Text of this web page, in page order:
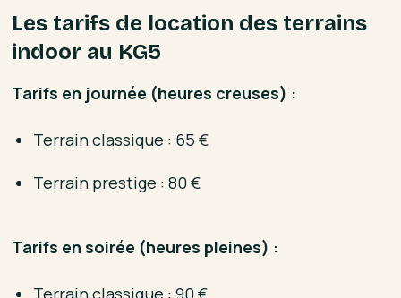
Les tarifs de location des terrains
indoor au KG5
Tarifs en journée (heures creuses) :
Terrain classique : 65 €
Terrain prestige : 80 €
Tarifs en soirée (heures pleines) :
Terrain classique : 90 €